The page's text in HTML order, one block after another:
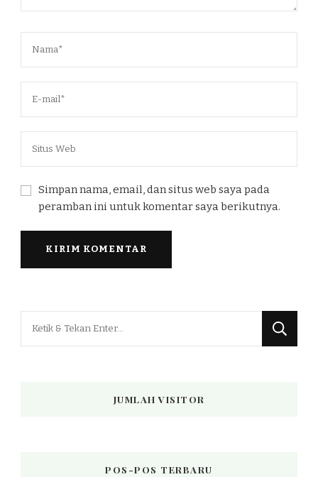
Simpan nama, email, dan situs web saya pada
peramban ini untuk komentar saya berikutnya.
JUMLAH VISITOR
POS-POS TERBARU